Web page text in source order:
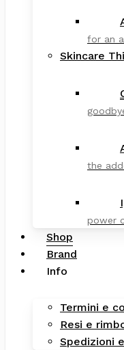
for an
Skincare
the
power
Shop
Brand
Info
Termini e
Resi e
Spedizioni